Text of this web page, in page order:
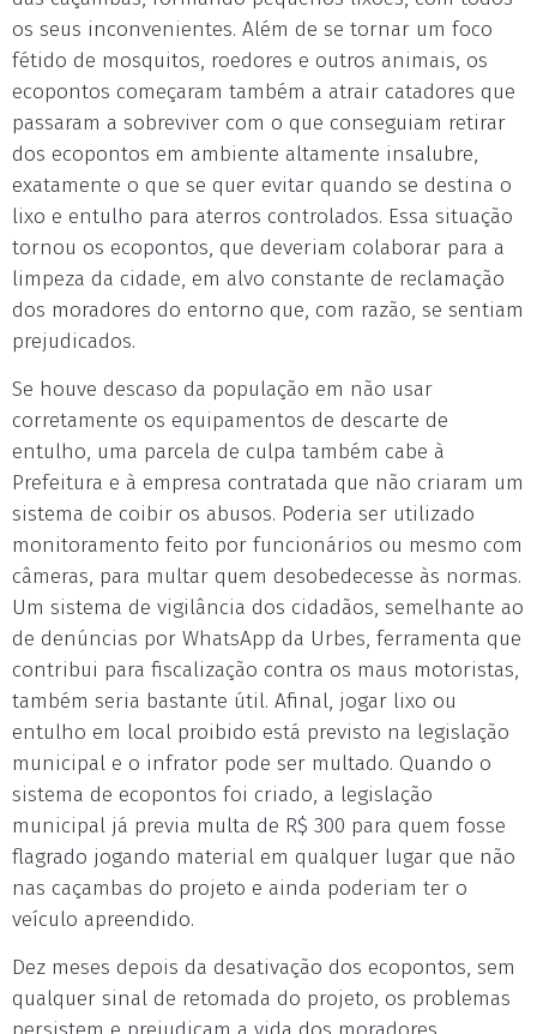
os seus inconvenientes. Além de se tornar um foco
fétido de mosquitos, roedores e outros animais, os
ecopontos começaram também a atrair catadores que
passaram a sobreviver com o que conseguiam retirar
dos ecopontos em ambiente altamente insalubre,
exatamente o que se quer evitar quando se destina o
lixo e entulho para aterros controlados. Essa situação
tornou os ecopontos, que deveriam colaborar para a
limpeza da cidade, em alvo constante de reclamação
dos moradores do entorno que, com razão, se sentiam
prejudicados.
Se houve descaso da população em não usar
corretamente os equipamentos de descarte de
entulho, uma parcela de culpa também cabe à
Prefeitura e à empresa contratada que não criaram um
sistema de coibir os abusos. Poderia ser utilizado
monitoramento feito por funcionários ou mesmo com
câmeras, para multar quem desobedecesse às normas.
Um sistema de vigilância dos cidadãos, semelhante ao
de denúncias por WhatsApp da Urbes, ferramenta que
contribui para fiscalização contra os maus motoristas,
também seria bastante útil. Afinal, jogar lixo ou
entulho em local proibido está previsto na legislação
municipal e o infrator pode ser multado. Quando o
sistema de ecopontos foi criado, a legislação
municipal já previa multa de R$ 300 para quem fosse
flagrado jogando material em qualquer lugar que não
nas caçambas do projeto e ainda poderiam ter o
veículo apreendido.
Dez meses depois da desativação dos ecopontos, sem
qualquer sinal de retomada do projeto, os problemas